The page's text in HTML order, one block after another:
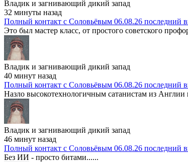
Владик и загнивающий дикий запад
32 минуты назад
Полный контакт с Соловьёвым 06.08.26 последний
Это был мастер класс, от простого советского
Владик и загнивающий дикий запад
40 минут назад
Полный контакт с Соловьёвым 06.08.26 последний
Назло высокотехнологичным сатанистам из
Владик и загнивающий дикий запад
46 минут назад
Полный контакт с Соловьёвым 06.08.26 последний
Без ИИ - просто битами......